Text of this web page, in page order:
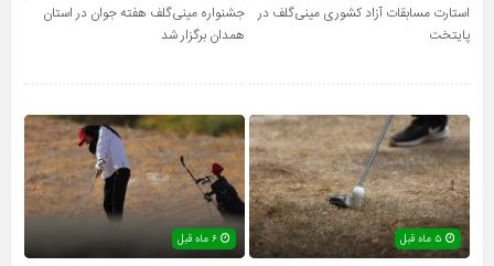
استارت مسابقات آزاد کشوری مینی‌گلف در
پایتخت
جشنواره مینی‌گلف هفته جوان در استان
همدان برگزار شد